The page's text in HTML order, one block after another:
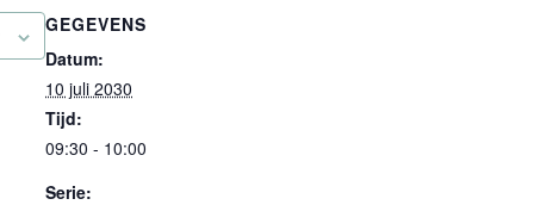
GEGEVENS
Datum:
10 juli 2030
Tijd:
09:30 - 10:00
Serie: